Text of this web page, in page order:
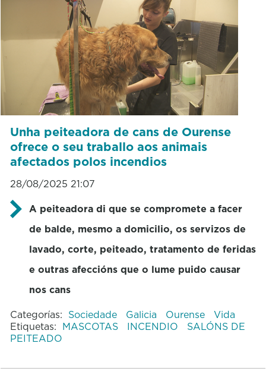
Unha peiteadora de cans de Ourense
ofrece o seu traballo aos animais
afectados polos incendios
28/08/2025 21:07
A peiteadora di que se compromete a facer
de balde, mesmo a domicilio, os servizos de
lavado, corte, peiteado, tratamento de feridas
e outras afeccións que o lume puido causar
nos cans
Categorías: Sociedade Galicia Ourense
Vida
Etiquetas: MASCOTAS INCENDIO
SALÓNS DE
PEITEADO